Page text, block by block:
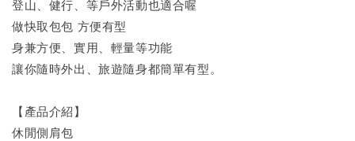
登山、健行、等戶外活動也適合喔
做快取包包 方便有型
身兼方便、實用、輕量等功能
讓你隨時外出、旅遊隨身都簡單有型。
【產品介紹】
休閒側肩包